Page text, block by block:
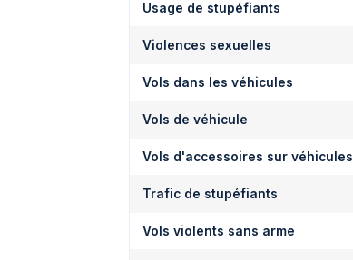
Usage de stupéfiants
Violences sexuelles
Vols dans les véhicules
Vols de véhicule
Vols d'accessoires sur véhicules
Trafic de stupéfiants
Vols violents sans arme